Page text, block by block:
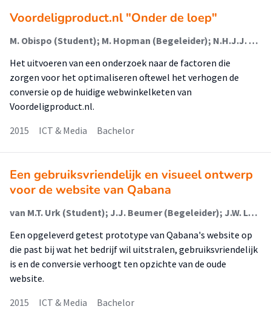
Voordeligproduct.nl "Onder de loep"
M. Obispo (Student); M. Hopman (Begeleider); N.H.J.J. van der Putten (Begeleider)
Het uitvoeren van een onderzoek naar de factoren die
zorgen voor het optimaliseren oftewel het verhogen de
conversie op de huidige webwinkelketen van
Voordeligproduct.nl.
2015
ICT & Media Bachelor
Een gebruiksvriendelijk en visueel ontwerp
voor de website van Qabana
van M.T. Urk (Student); J.J. Beumer (Begeleider); J.W. Logtenberg (Begeleider)
Een opgeleverd getest prototype van Qabana's website op
die past bij wat het bedrijf wil uitstralen, gebruiksvriendelijk
is en de conversie verhoogt ten opzichte van de oude
website.
2015
ICT & Media Bachelor